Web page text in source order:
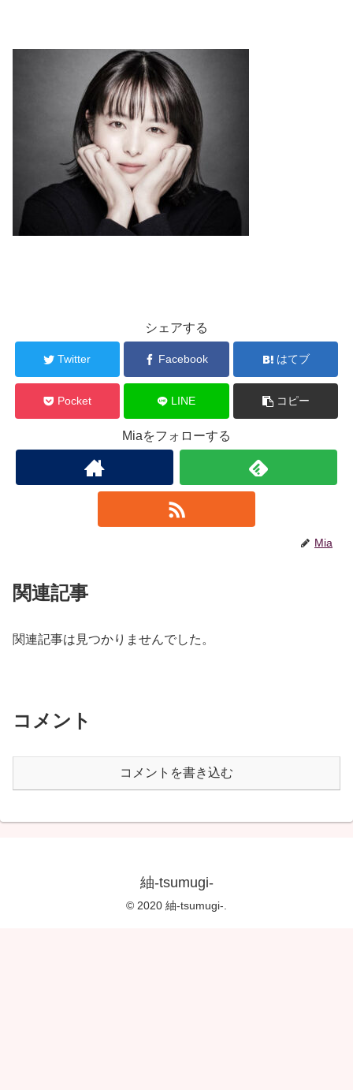
シェアする
Twitter Facebook はてブ
Pocket LINE コピー
Miaをフォローする
Mia
関連記事
関連記事は見つかりませんでした。
コメント
コメントを書き込む
紬-tsumugi-
© 2020 紬-tsumugi-.